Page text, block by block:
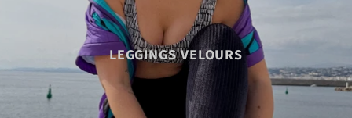
LEGGINGS VELOURS